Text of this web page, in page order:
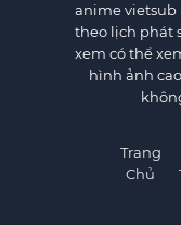
anime vietsub
theo lịch phát
xem có thể
hình ảnh
Trang
Chủ